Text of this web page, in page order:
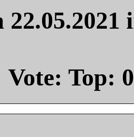
Vote: Top: 0